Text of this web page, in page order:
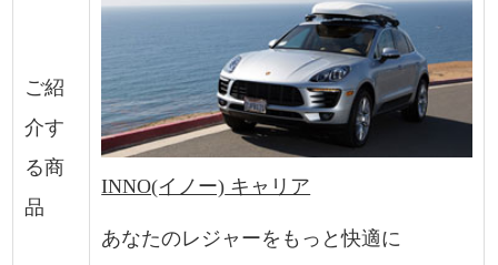
ご紹
介す
る商
品
INNO(イノー) キャリア
あなたのレジャーをもっと快適に